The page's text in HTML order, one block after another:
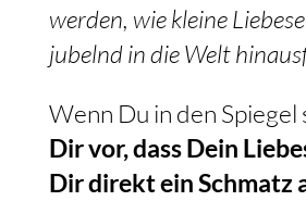
werden, wie kleine
jubelnd in die Welt
Wenn Du in den Spiegel
Dir vor, dass Dein
Dir direkt ein Schmatz